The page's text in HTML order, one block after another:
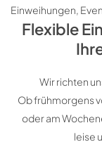
Einweihungen,
Flexible
Wir richten
Ob frühmorgens
oder am
leise